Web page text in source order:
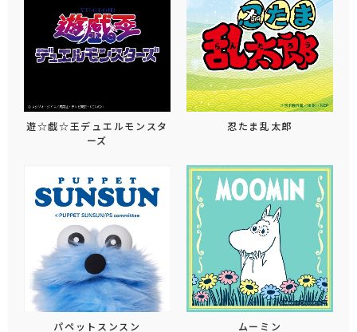
遊☆戯☆王デュエルモンスタ
ーズ
忍たま乱太郎
パペットスンスン ムーミン